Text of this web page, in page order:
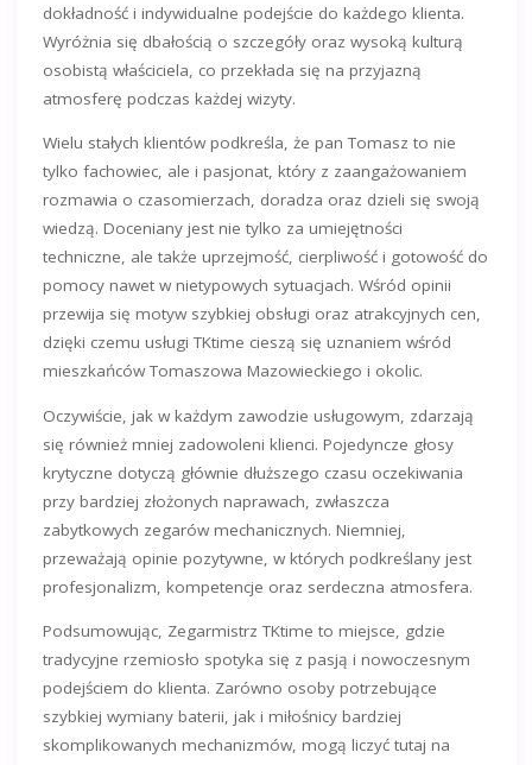
dokładność i indywidualne podejście do każdego klienta.
Wyróżnia się dbałością o szczegóły oraz wysoką kulturą
osobistą właściciela, co przekłada się na przyjazną
atmosferę podczas każdej wizyty.
Wielu stałych klientów podkreśla, że pan Tomasz to nie
tylko fachowiec, ale i pasjonat, który z zaangażowaniem
rozmawia o czasomierzach, doradza oraz dzieli się swoją
wiedzą. Doceniany jest nie tylko za umiejętności
techniczne, ale także uprzejmość, cierpliwość i gotowość do
pomocy nawet w nietypowych sytuacjach. Wśród opinii
przewija się motyw szybkiej obsługi oraz atrakcyjnych cen,
dzięki czemu usługi TKtime cieszą się uznaniem wśród
mieszkańców Tomaszowa Mazowieckiego i okolic.
Oczywiście, jak w każdym zawodzie usługowym, zdarzają
się również mniej zadowoleni klienci. Pojedyncze głosy
krytyczne dotyczą głównie dłuższego czasu oczekiwania
przy bardziej złożonych naprawach, zwłaszcza
zabytkowych zegarów mechanicznych. Niemniej,
przeważają opinie pozytywne, w których podkreślany jest
profesjonalizm, kompetencje oraz serdeczna atmosfera.
Podsumowując, Zegarmistrz TKtime to miejsce, gdzie
tradycyjne rzemiosło spotyka się z pasją i nowoczesnym
podejściem do klienta. Zarówno osoby potrzebujące
szybkiej wymiany baterii, jak i miłośnicy bardziej
skomplikowanych mechanizmów, mogą liczyć tutaj na